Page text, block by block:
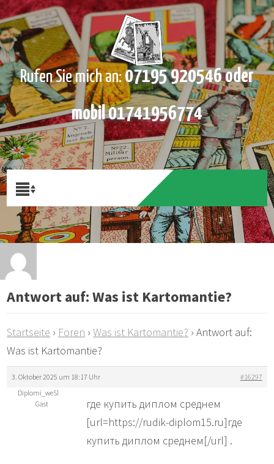
Rufen Sie mich an:07195 920546 oder
mobil 01741956774
Antwort auf: Was ist Kartomantie?
Startseite › Foren › Was ist Kartomantie? › Antwort auf:
Was ist Kartomantie?
3. Oktober 2025 um 18:17 Uhr
#16297
Diplomi_weSl
Gast
где купить диплом среднем
[url=https://rudik-diplom15.ru]где
купить диплом среднем[/url] .